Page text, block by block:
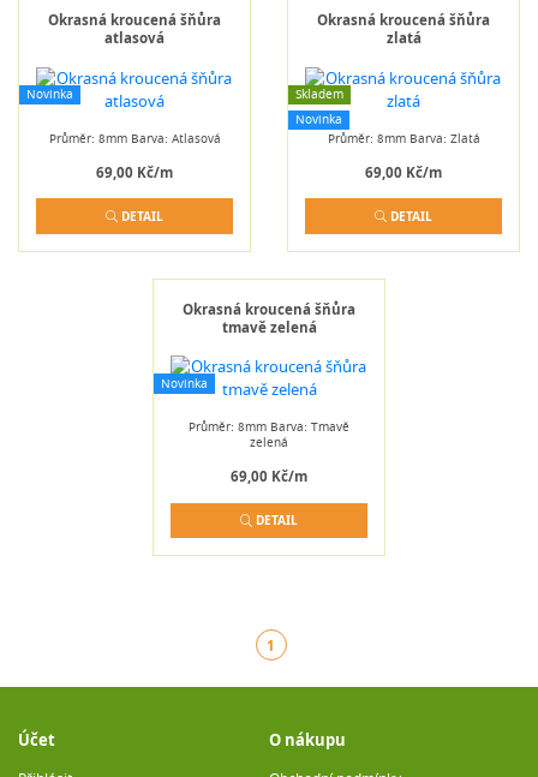
Okrasná kroucená šňůra
atlasová
Novinka
Průměr: 8mm Barva: Atlasová
69,00 Kč/m
DETAIL
Okrasná kroucená šňůra
zlatá
Skladem
Novinka
Průměr: 8mm Barva: Zlatá
69,00 Kč/m
DETAIL
Okrasná kroucená šňůra
tmavě zelená
Novinka
Průměr: 8mm Barva: Tmavě
zelená
69,00 Kč/m
DETAIL
1(aktuální)
Účet O nákupu